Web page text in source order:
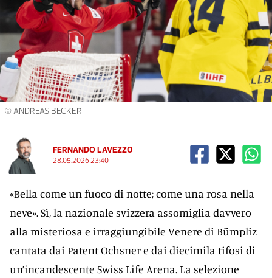
© ANDREAS BECKER
FERNANDO LAVEZZO
28.05.2026 23:40
«Bella come un fuoco di notte; come una rosa nella
neve». Sì, la nazionale svizzera assomiglia davvero
alla misteriosa e irraggiungibile Venere di Bümpliz
cantata dai Patent Ochsner e dai diecimila tifosi di
un’incandescente Swiss Life Arena. La selezione